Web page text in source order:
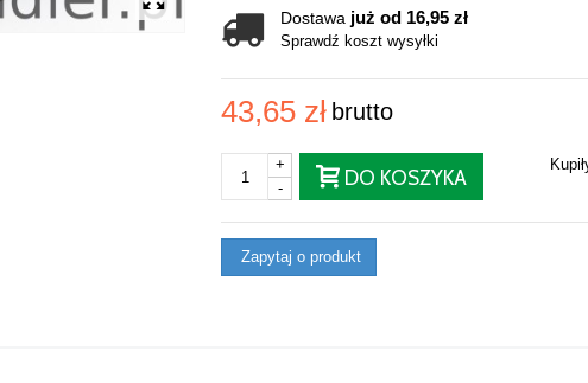
Dostawa już od 16,95 zł
Sprawdź koszt wysyłki
43,65 zł brutto
-
+
DO KOSZYKA
Zapytaj o produkt